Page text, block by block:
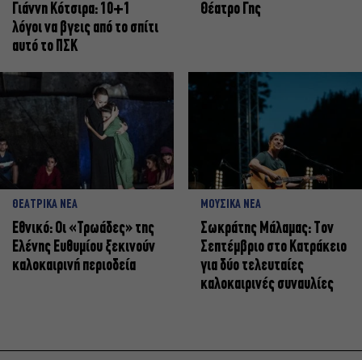
Γιάννη Κότσιρα: 10+1
λόγοι να βγεις από το σπίτι
αυτό το ΠΣΚ
Θέατρο Γης
ΘΕΑΤΡΙΚΑ ΝΕΑ
Εθνικό: Οι «Τρωάδες» της
Ελένης Ευθυμίου ξεκινούν
καλοκαιρινή περιοδεία
ΜΟΥΣΙΚΑ ΝΕΑ
Σωκράτης Μάλαμας: Τον
Σεπτέμβριο στο Κατράκειο
για δύο τελευταίες
καλοκαιρινές συναυλίες